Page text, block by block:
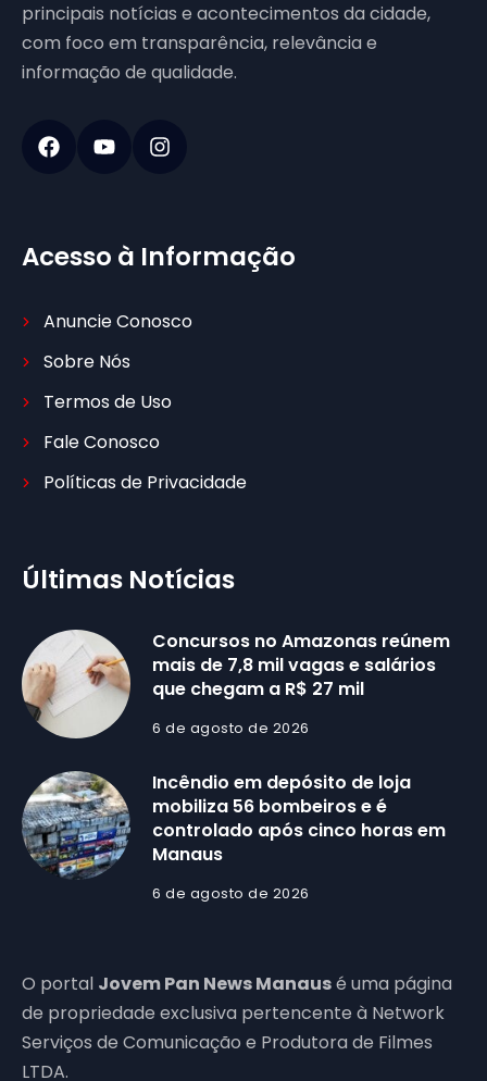
principais notícias e acontecimentos da cidade,
com foco em transparência, relevância e
informação de qualidade.
Acesso à Informação
Anuncie Conosco
Sobre Nós
Termos de Uso
Fale Conosco
Políticas de Privacidade
Últimas Notícias
Concursos no Amazonas reúnem
mais de 7,8 mil vagas e salários
que chegam a R$ 27 mil
6 de agosto de 2026
Incêndio em depósito de loja
mobiliza 56 bombeiros e é
controlado após cinco horas em
Manaus
6 de agosto de 2026
O portal Jovem Pan News Manausé uma página
de propriedade exclusiva pertencente à Network
Serviços de Comunicação e Produtora de Filmes
LTDA.